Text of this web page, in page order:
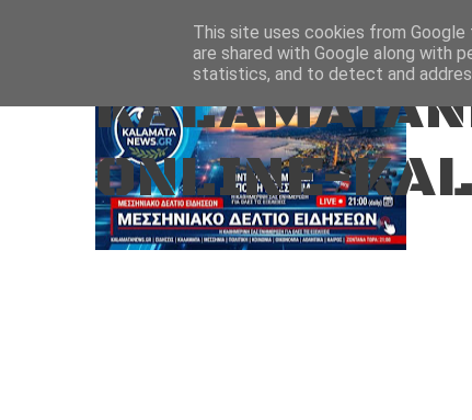
Aug 8, 2026
ONLINE-
This site uses cookies from
are shared with Google along with
statistics, and to detect and